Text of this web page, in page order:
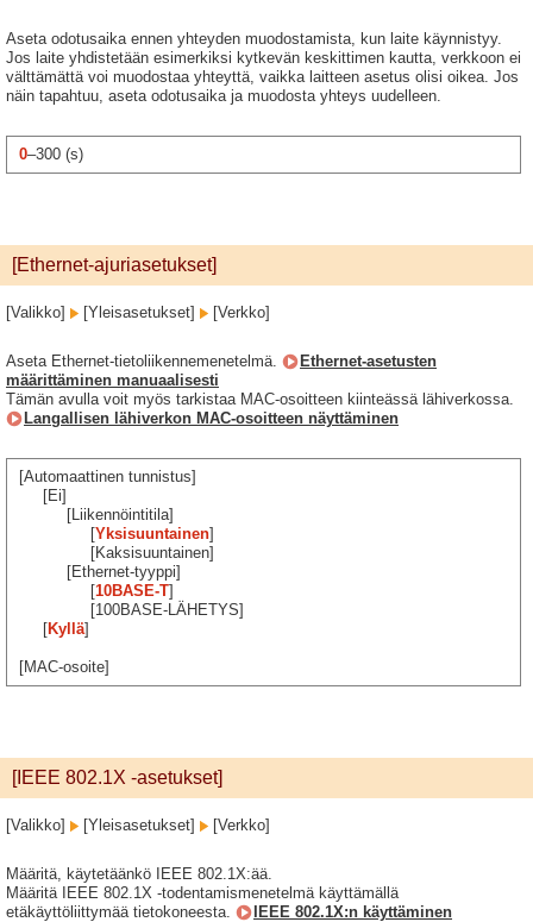
Aseta odotusaika ennen yhteyden muodostamista, kun laite käynnistyy.
Jos laite yhdistetään esimerkiksi kytkevän keskittimen kautta, verkkoon ei
välttämättä voi muodostaa yhteyttä, vaikka laitteen asetus olisi oikea. Jos
näin tapahtuu, aseta odotusaika ja muodosta yhteys uudelleen.
0–300 (s)
[Ethernet-ajuriasetukset]
[Valikko] [Yleisasetukset] [Verkko]
Aseta Ethernet-tietoliikennemenetelmä.
Ethernet-asetusten
määrittäminen manuaalisesti
Tämän avulla voit myös tarkistaa MAC-osoitteen kiinteässä lähiverkossa.
Langallisen lähiverkon MAC-osoitteen näyttäminen
[Automaattinen tunnistus]
[Ei]
[Liikennöintitila]
[Yksisuuntainen]
[Kaksisuuntainen]
[Ethernet-tyyppi]
[10BASE-T]
[100BASE-LÄHETYS]
[Kyllä]
[MAC-osoite]
[IEEE 802.1X -asetukset]
[Valikko] [Yleisasetukset] [Verkko]
Määritä, käytetäänkö IEEE 802.1X:ää.
Määritä IEEE 802.1X -todentamismenetelmä käyttämällä
etäkäyttöliittymää tietokoneesta.
IEEE 802.1X:n käyttäminen